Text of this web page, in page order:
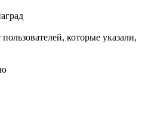
которые указали,